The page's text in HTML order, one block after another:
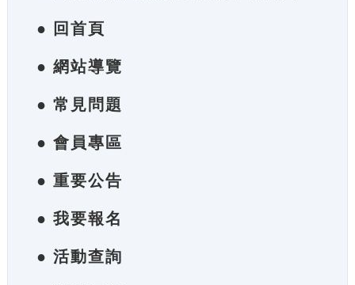
● 回首頁
● 網站導覽
● 常見問題
● 會員專區
● 重要公告
● 我要報名
● 活動查詢